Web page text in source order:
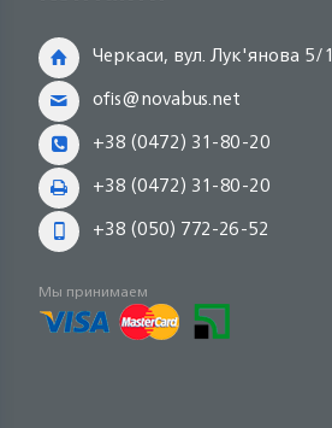
Черкаси, вул. Лук'янова 5/1
ofis@novabus.net
+38 (0472) 31-80-20
+38 (0472) 31-80-20
+38 (050) 772-26-52
Мы принимаем